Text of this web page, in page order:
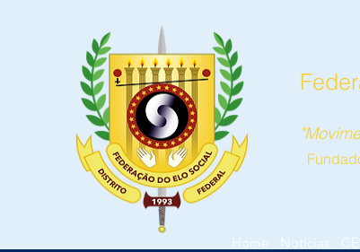
Home Notícias